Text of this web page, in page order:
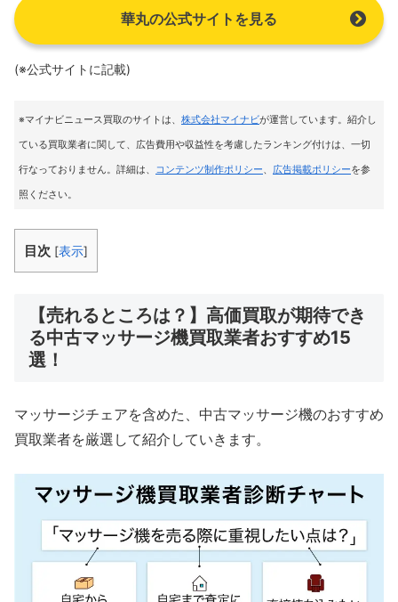
華丸の公式サイトを見る
(※公式サイトに記載)
※マイナビニュース買取のサイトは、 株式会社マイナビが運営しています。紹介し
ている買取業者に関して、広告費用や収益性を考慮したランキング付けは、一切
行なっておりません。詳細は、 コンテンツ制作ポリシー、 広告掲載ポリシーを参
照ください。
目次 [表示]
【売れるところは？】高価買取が期待でき
る中古マッサージ機買取業者おすすめ15
選！
マッサージチェアを含めた、中古マッサージ機のおすすめ
買取業者を厳選して紹介していきます。